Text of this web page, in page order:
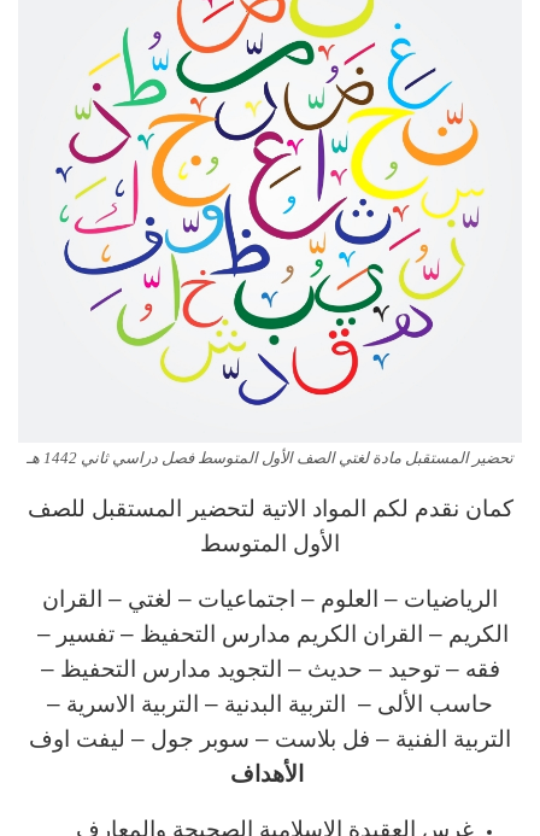
تحضير المستقبل مادة لغتي الصف الأول المتوسط فصل دراسي ثاني 1442 هـ
كمان نقدم لكم المواد الاتية لتحضير المستقبل للصف
الأول المتوسط
الرياضيات – العلوم – اجتماعيات – لغتي – القران
الكريم – القران الكريم مدارس التحفيظ – تفسير –
فقه – توحيد – حديث– التجويد مدارس التحفيظ –
حاسب الألى – التربية البدنية – التربية الاسرية –
التربية الفنية – فل بلاست – سوبر جول – ليفت اوف
الأهداف
غرس العقيدة الإسلامية الصحيحة والمعارف